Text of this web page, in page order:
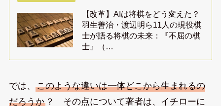
【改革】AIは将棋をどう変えた？
羽生善治・渡辺明ら11人の現役棋
士が語る将棋の未来：『不屈の棋
士』（…
では、 このような違いは一体どこから生まれるの
だろうか？ その点について著者は、イチローに